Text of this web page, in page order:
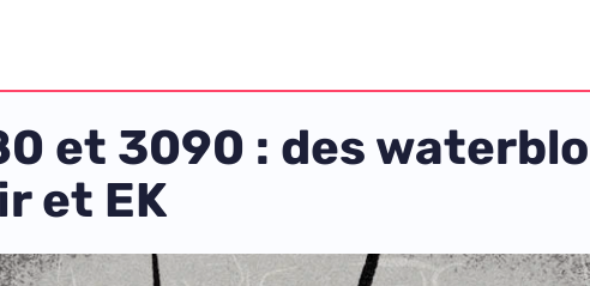
et 3090 : des
et EK